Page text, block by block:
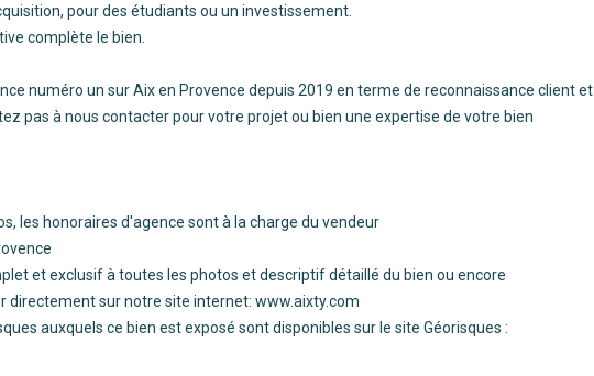
pour des étudiants ou un investissement.
complète le bien.
numéro un sur Aix en Provence depuis 2019 en terme de reconnaissance client et
pas à nous contacter pour votre projet ou bien une expertise de votre bien
les honoraires d'agence sont à la charge du vendeur
et exclusif à toutes les photos et descriptif détaillé du bien ou encore
directement sur notre site internet: www.aixty.com
auxquels ce bien est exposé sont disponibles sur le site Géorisques :